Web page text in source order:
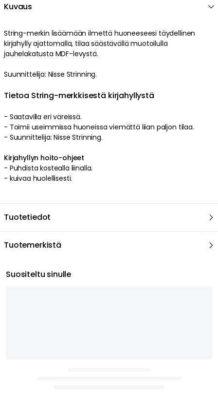
Kuvaus
String-merkin lisäämään ilmettä huoneeseesi täydellinen
kirjahylly ajattomalla, tilaa säästävällä muotoilulla
jauhelakatusta MDF-levystä.
Suunnittelija: Nisse Strinning.
Tietoa String-merkkisestä kirjahyllystä
- Saatavilla eri väreissä.
- Toimii useimmissa huoneissa viemättä liian paljon tilaa.
- Suunnittelija: Nisse Strinning.
Kirjahyllyn hoito-ohjeet
- Puhdista kostealla liinalla.
- kuivaa huolellisesti.
Tuotetiedot
Tuotemerkistä
Suositeltu sinulle